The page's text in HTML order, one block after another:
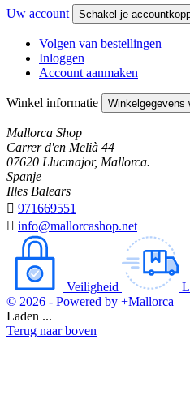
Uw account Schakel je
Volgen van bestellingen
Inloggen
Account aanmaken
Winkel informatie Winkelgegevens
Mallorca Shop
Carrer d'en Melià 44
07620 Llucmajor, Mallorca.
Spanje
Illes Balears
 971669551
 info@mallorcashop.net
Veiligheid
© 2026 - Powered by +Mallorca
Laden ...
Terug naar boven